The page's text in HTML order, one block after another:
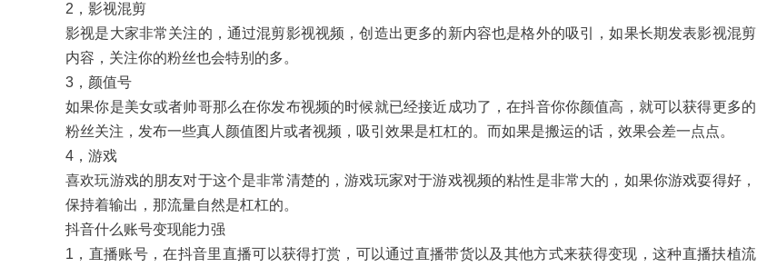
2，影视混剪
影视是大家非常关注的，通过混剪影视视频，创造出更多的新内容也是格外的吸引，如果长期发表影视混剪
内容，关注你的粉丝也会特别的多。
3，颜值号
如果你是美女或者帅哥那么在你发布视频的时候就已经接近成功了，在抖音你你颜值高，就可以获得更多的
粉丝关注，发布一些真人颜值图片或者视频，吸引效果是杠杠的。而如果是搬运的话，效果会差一点点。
4，游戏
喜欢玩游戏的朋友对于这个是非常清楚的，游戏玩家对于游戏视频的粘性是非常大的，如果你游戏耍得好，
保持着输出，那流量自然是杠杠的。
抖音什么账号变现能力强
1，直播账号，在抖音里直播可以获得打赏，可以通过直播带货以及其他方式来获得变现，这种直播扶植流